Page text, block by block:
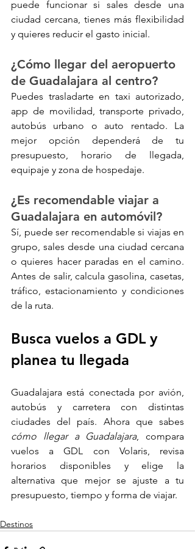
puede funcionar si sales desde una
ciudad cercana, tienes más flexibilidad
y quieres reducir el gasto inicial.
¿Cómo llegar del aeropuerto
de Guadalajara al centro?
Puedes trasladarte en taxi autorizado,
app de movilidad, transporte privado,
autobús urbano o auto rentado. La
mejor opción dependerá de tu
presupuesto, horario de llegada,
equipaje y zona de hospedaje.
¿Es recomendable viajar a
Guadalajara en automóvil?
Sí, puede ser recomendable si viajas en
grupo, sales desde una ciudad cercana
o quieres hacer paradas en el camino.
Antes de salir, calcula gasolina, casetas,
tráfico, estacionamiento y condiciones
de la ruta.
Busca vuelos a GDL y
planea tu llegada
Guadalajara está conectada por avión,
autobús y carretera con distintas
cómo llegar a Guadalajara, compara
vuelos a GDL con Volaris, revisa
horarios disponibles y elige la
alternativa que mejor se ajuste a tu
presupuesto, tiempo y forma de viajar.
Destinos